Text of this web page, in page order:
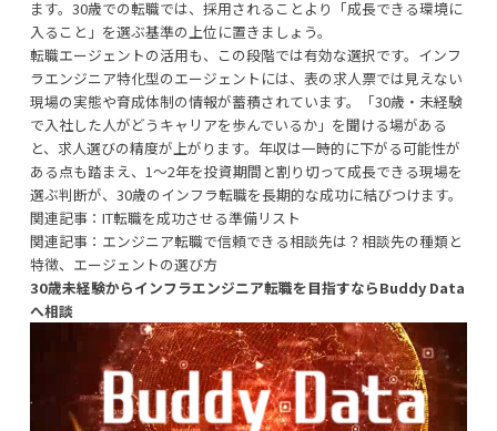
ます。30歳での転職では、採用されることより「成長できる環境に
入ること」を選ぶ基準の上位に置きましょう。
転職エージェントの活用も、この段階では有効な選択です。インフ
ラエンジニア特化型のエージェントには、表の求人票では見えない
現場の実態や育成体制の情報が蓄積されています。「30歳・未経験
で入社した人がどうキャリアを歩んでいるか」を聞ける場がある
と、求人選びの精度が上がります。年収は一時的に下がる可能性が
ある点も踏まえ、1〜2年を投資期間と割り切って成長できる現場を
選ぶ判断が、30歳のインフラ転職を長期的な成功に結びつけます。
関連記事： IT転職を成功させる準備リスト
関連記事： エンジニア転職で信頼できる相談先は？相談先の種類と
特徴、エージェントの選び方
30歳未経験からインフラエンジニア転職を目指すならBuddy Data
へ相談